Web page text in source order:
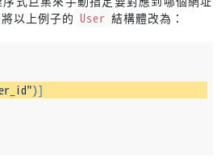
以上例子的 User 結構體改為：
)]